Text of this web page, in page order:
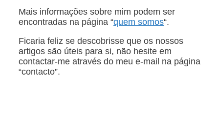
Mais informações sobre mim podem ser
encontradas na página “quem somos“.
Ficaria feliz se descobrisse que os nossos
artigos são úteis para si, não hesite em
contactar-me através do meu e-mail na página
“contacto”.